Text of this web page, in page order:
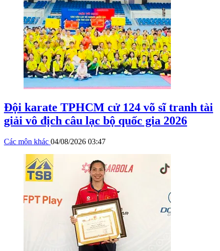
Đội karate TPHCM cử 124 võ sĩ tranh tài
giải vô địch câu lạc bộ quốc gia 2026
Các môn khác 04/08/2026 03:47